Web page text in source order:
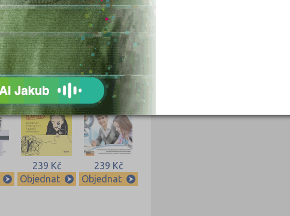
339 Kč
Objednat
339 Kč
Objednat
239 Kč
Objednat
239 Kč
Objednat